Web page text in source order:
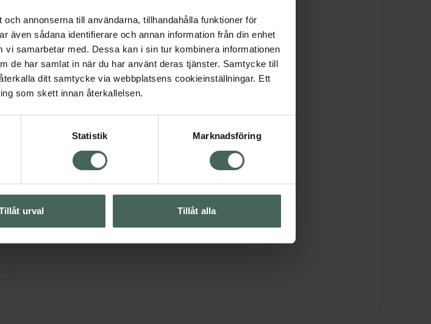
annonserna till användarna, tillhandahålla funktioner för
även sådana identifierare och annan information från din enhet
samarbetar med. Dessa kan i sin tur kombinera informationen
de har samlat in när du har använt deras tjänster. Samtycke till
ditt samtycke via webbplatsens cookieinställningar. Ett
som skett innan återkallelsen.
Statistik Marknadsföring
urval Tillåt alla